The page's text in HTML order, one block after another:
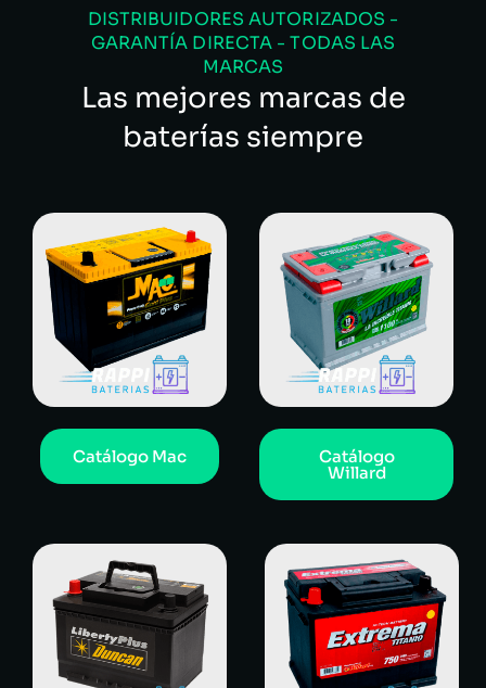
DISTRIBUIDORES AUTORIZADOS -
GARANTÍA DIRECTA - TODAS LAS
MARCAS
Las mejores marcas de
baterías siempre
Catálogo Mac Catálogo
Willard